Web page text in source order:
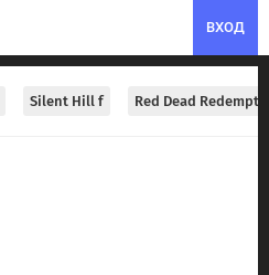
ВХОД
Silent Hill f Red Dead